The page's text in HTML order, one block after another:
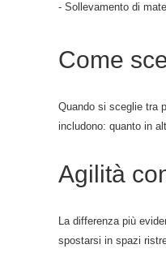
- Sollevamento di
Come
Quando si sceglie tra
includono: quanto in
Agilità
La differenza più
spostarsi in spazi